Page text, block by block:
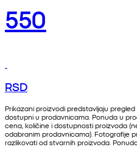
550
RSD
Prikazani proizvodi predstavljaju
dostupni u prodavnicama. Ponuda u
cena, količine i dostupnosti proizvoda
odabranim prodavnicama). Fotografije
razlikovati od stvarnih proizvoda.